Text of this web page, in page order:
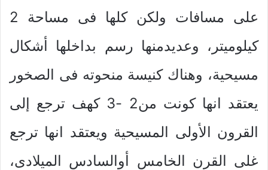
على مسافات ولكن كلها فى مساحة 2
كيلوميتر، وعديدمنها رسم بداخلها أشكال
مسيحية، وهناك كنيسة منحوته فى الصخور
يعتقد انها كونت من2 -3 كهف ترجع إلى
القرون الأولى المسيحية ويعتقد انها ترجع
غلى القرن الخامس أوالسادس الميلادى،